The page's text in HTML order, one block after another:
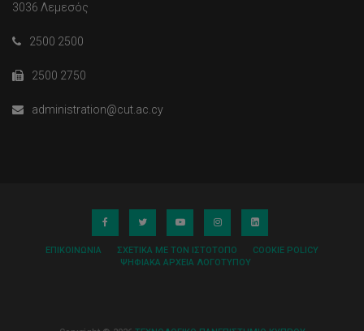
3036 Λεμεσός
2500 2500
2500 2750
administration@cut.ac.cy
ΕΠΙΚΟΙΝΩΝΊΑ ΣΧΕΤΙΚΆ ΜΕ ΤΟΝ ΙΣΤΌΤΟΠΟ
COOKIE POLICY
ΨΗΦΙΑΚΆ ΑΡΧΕΊΑ ΛΟΓΌΤΥΠΟΥ